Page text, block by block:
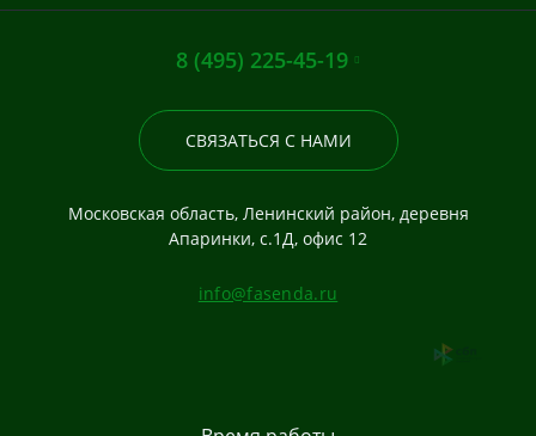
8 (495) 225-45-19
СВЯЗАТЬСЯ С НАМИ
Московская область, Ленинский район, деревня
Апаринки, с.1Д, офис 12
info@fasenda.ru